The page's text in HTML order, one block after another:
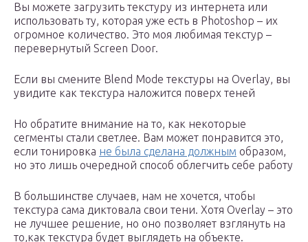
Вы можете загрузить текстуру из интернета или
использовать ту, которая уже есть в Photoshop – их
огромное количество. Это моя любимая текстур –
перевернутый Screen Door.
Если вы смените Blend Mode текстуры на Overlay, вы
увидите как текстура наложится поверх теней
Но обратите внимание на то, как некоторые
сегменты стали светлее. Вам может понравится это,
если тонировка не была сделана должным образом,
но это лишь очередной способ облегчить себе работу
В большинстве случаев, нам не хочется, чтобы
текстура сама диктовала свои тени. Хотя Overlay – это
не лучшее решение, но оно позволяет взглянуть на
то,как текстура будет выглядеть на объекте.